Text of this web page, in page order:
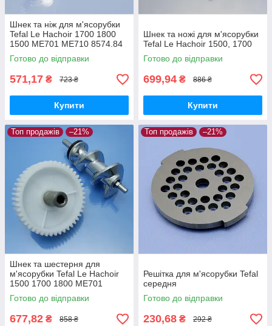
Шнек та ніж для м'ясорубки
Tefal Le Hachoir 1700 1800
1500 ME701 ME710 8574.84
ME700188 8574.88
ME701188 ME71083E
Готово до відправки
571,17 ₴ 723 ₴
Купити
Шнек та ножі для м'ясорубки
Tefal Le Hachoir 1500, 1700
Готово до відправки
699,94 ₴ 886 ₴
Купити
Топ продажів –21%
Шнек та шестерня для
м'ясорубки Tefal Le Hachoir
1500 1700 1800 ME701
ME710 8574.84 ME700188
8574.88 ME701188
ME71083E
Готово до відправки
677,82 ₴ 858 ₴
Топ продажів –21%
Решітка для м'ясорубки Tefal
середня
Готово до відправки
230,68 ₴ 292 ₴